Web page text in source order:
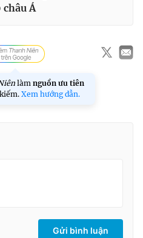
Á
làm nguồn ưu tiên
Xem hướng dẫn.
Gửi bình luận